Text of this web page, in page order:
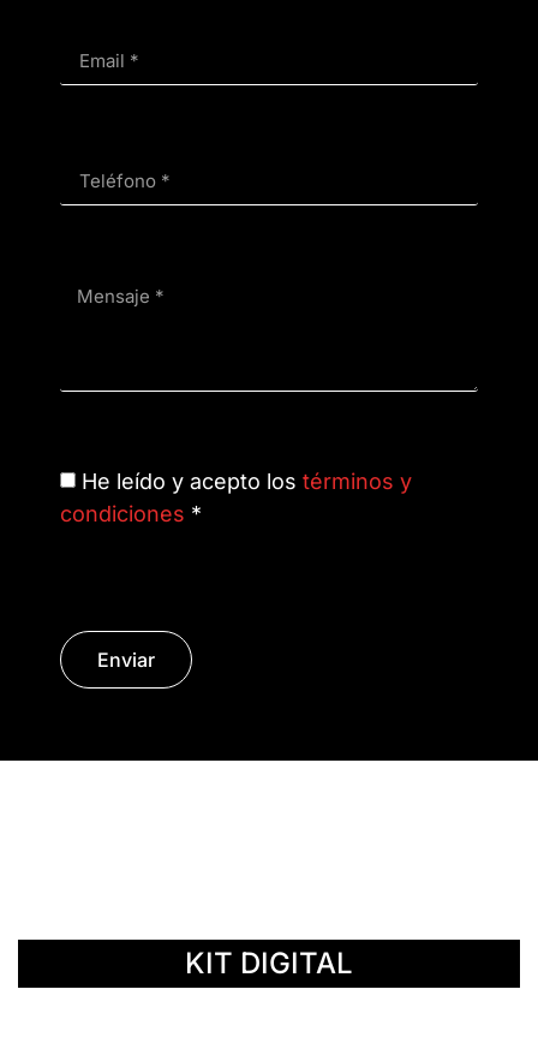
He leído y acepto los términos y
condiciones *
Enviar
KIT DIGITAL